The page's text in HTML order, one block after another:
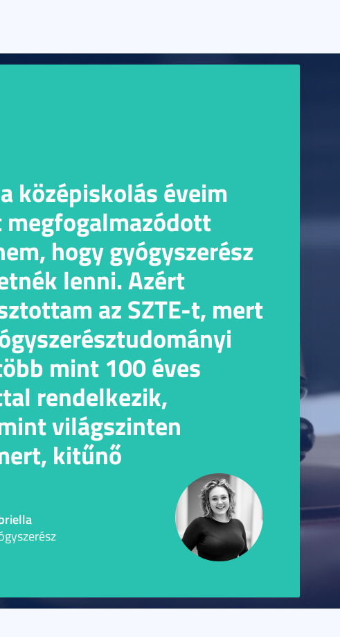
középiskolás éveim
hogy gyógyszerész
lenni. Azért
az SZTE-t, mert
mint 100 éves
rendelkezik,
világszinten
kitűnő
Szeged egy
élhető város:
előnyöket,